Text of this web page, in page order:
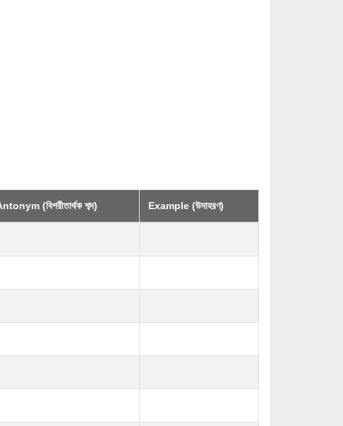
(বিপরীতার্থক শব্দ) Example (উদাহরণ)